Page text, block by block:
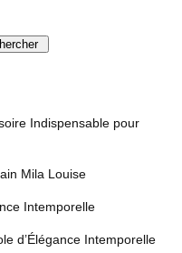
Indispensable pour
Mila Louise
Intemporelle
d’Élégance Intemporelle